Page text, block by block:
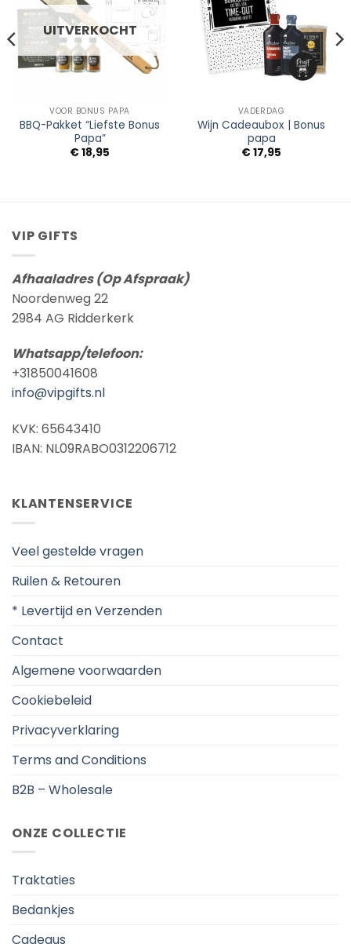
UITVERKOCHT
VOOR BONUS PAPA
BBQ-Pakket “Liefste Bonus
Papa”
€18,95
VADERDAG
Wijn Cadeaubox | Bonus
papa
€17,95
VIP GIFTS
Afhaaladres (Op Afspraak)
Noordenweg 22
2984 AG Ridderkerk
Whatsapp/telefoon:
+31850041608
info@vipgifts.nl
KVK: 65643410
IBAN: NL09RABO0312206712
KLANTENSERVICE
Veel gestelde vragen
Ruilen & Retouren
* Levertijd en Verzenden
Contact
Algemene voorwaarden
Cookiebeleid
Privacyverklaring
Terms and Conditions
B2B – Wholesale
ONZE COLLECTIE
Traktaties
Bedankjes
Cadeaus